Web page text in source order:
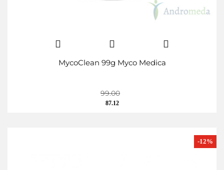
MycoClean 99g Myco Medica
99.00
87.12
-12%